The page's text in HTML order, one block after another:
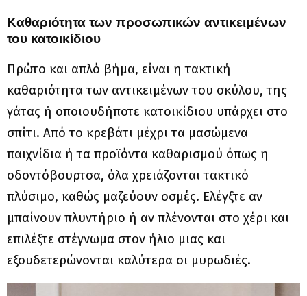
Καθαριότητα των προσωπικών αντικειμένων
του κατοικίδιου
Πρώτο και απλό βήμα, είναι η τακτική
καθαριότητα των αντικειμένων του σκύλου, της
γάτας ή οποιουδήποτε κατοικίδιου υπάρχει στο
σπίτι. Από το κρεβάτι μέχρι τα μασώμενα
παιχνίδια ή τα προϊόντα καθαρισμού όπως η
οδοντόβουρτσα, όλα χρειάζονται τακτικό
πλύσιμο, καθώς μαζεύουν οσμές. Ελέγξτε αν
μπαίνουν πλυντήριο ή αν πλένονται στο χέρι και
επιλέξτε στέγνωμα στον ήλιο μιας και
εξουδετερώνονται καλύτερα οι μυρωδιές.